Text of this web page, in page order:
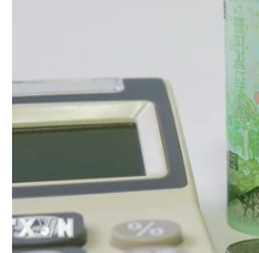
Phòng vệ thương mại
đảm bảo thương mại
sản xuất trong nước
tồn tại trước những tác